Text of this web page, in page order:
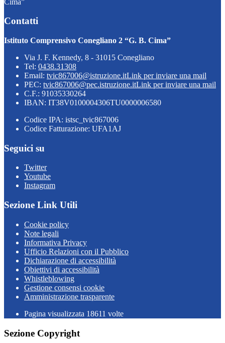
Contatti
Istituto Comprensivo Conegliano 2 “G. B. Cima”
Via J. F. Kennedy, 8 - 31015 Conegliano
Tel: 0438.31308
Email: tvic867006@istruzione.itLink per inviare una mail
PEC: tvic867006@pec.istruzione.itLink per inviare una mail
C.F.: 91035330264
IBAN: IT38V0100004306TU0000006580
Codice IPA: istsc_tvic867006
Codice Fatturazione: UFA1AJ
Seguici su
Twitter
Youtube
Instagram
Sezione Link Utili
Cookie policy
Note legali
Informativa Privacy
Ufficio Relazioni con il Pubblico
Dichiarazione di accessibilità
Obiettivi di accessibilità
Whistleblowing
Gestione consensi cookie
Amministrazione trasparente
Pagina visualizzata 18611 volte
Sezione Copyright